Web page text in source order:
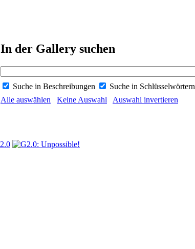
In der Gallery suchen
Suche in Beschreibungen Suche in Schlüsselwörtern
Alle auswählen
Keine Auswahl Auswahl invertieren